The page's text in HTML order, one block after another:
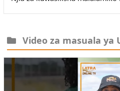
Video za masuala ya